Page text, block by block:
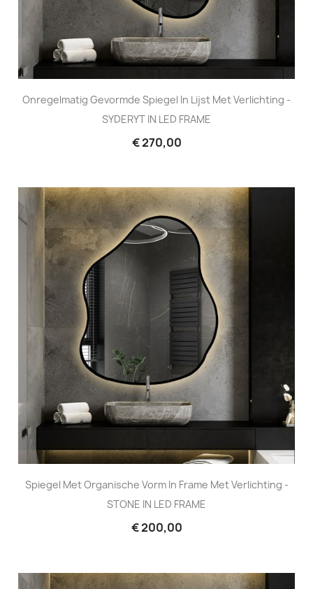
Onregelmatig Gevormde Spiegel In Lijst Met Verlichting -
SYDERYT IN LED FRAME
€ 270,00
Spiegel Met Organische Vorm In Frame Met Verlichting -
STONE IN LED FRAME
€ 200,00